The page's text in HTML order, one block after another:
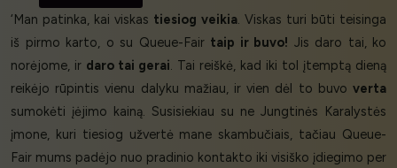
‘Man patinka, kai viskas tiesiog veikia. Viskas turi būti teisinga
iš pirmo karto, o su Queue-Fair taip ir buvo! Jis daro tai, ko
norėjome, ir daro tai gerai. Tai reiškė, kad iki tol įtemptą dieną
reikėjo rūpintis vienu dalyku mažiau, ir vien dėl to buvo verta
sumokėti įėjimo kainą. Susisiekiau su ne Jungtinės Karalystės
įmone, kuri tiesiog užvertė mane skambučiais, tačiau Queue-
Fair mums padėjo nuo pradinio kontakto iki visiško įdiegimo per